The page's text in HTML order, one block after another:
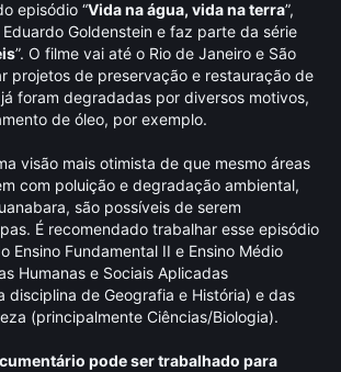
episódio “Vida na água, vida na terra”,
Goldenstein e faz parte da série
”. O filme vai até o Rio de Janeiro e São
projetos de preservação e restauração de
foram degradadas por diversos motivos,
de óleo, por exemplo.
visão mais otimista de que mesmo áreas
com poluição e degradação ambiental,
são possíveis de serem
É recomendado trabalhar esse episódio
Ensino Fundamental II e Ensino Médio
Humanas e Sociais Aplicadas
disciplina de Geografia e História) e das
(principalmente Ciências/Biologia).
pode ser trabalhado para